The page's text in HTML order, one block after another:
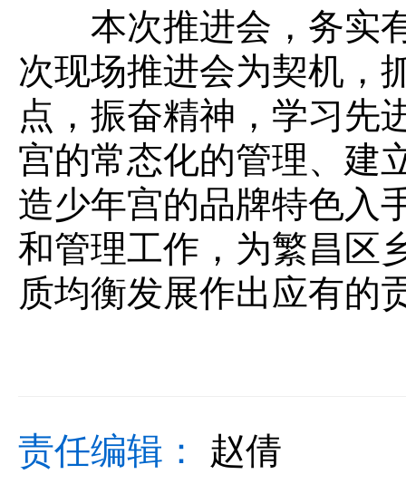
本次推进会，务实有
次现场推进会为契机，
点，振奋精神，学习先
宫的常态化的管理、建
造少年宫的品牌特色入
和管理工作，为繁昌区
质均衡发展作出应有的
责任编辑： 赵倩